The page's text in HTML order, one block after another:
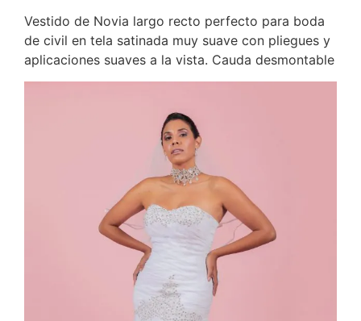
Vestido de Novia largo recto perfecto para boda
de civil en tela satinada muy suave con pliegues y
aplicaciones suaves a la vista. Cauda desmontable